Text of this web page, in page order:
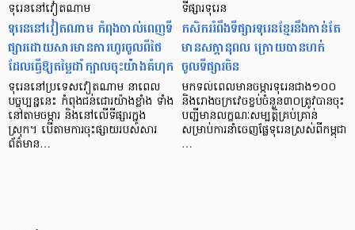
ទុរេននៅវៀតណាម
ទុរេននៅវៀតណាម កំពុងចាល់ពេញទី
ផ្សារដោយសារមានការហូរចូលពីថៃ
ដែលធ្វើឱ្យតម្លៃដាំក្បាលចុះយ៉ាងគំហុក
ទុរេននៅប្រទេសវៀតណាម នាពេល
បច្ចុប្បន្ននេះ កំពុងជន់ជោរយ៉ាងខ្លាំង ទាំង
នៅតាមចម្ការ និងនៅលើទីផ្សារក្នុង
ស្រុក។ បើតាមការចុះផ្សាយរបស់សារ
ព័ត៌មាន…
ទីផ្សារទុរេន
កសិកររំពឹងទីផ្សារទុរេនខ្មែរនឹងកាន់តែ
មានសក្ដានុពល ក្រោយបានហក់
ចូលទីផ្សារចិន
មកទល់ពេលមានចម្ការទុរេនជាង១០០
និងរោងចក្រវេចខ្ចប់ចំនួន៣០ត្រូវបានចុះ
បញ្ជីមានលក្ខណៈសម្បត្តិគ្រប់គ្រាន់
សម្រាប់ការនាំចេញផ្លែទុរេនស្រស់ពីកម្ពុជា
…